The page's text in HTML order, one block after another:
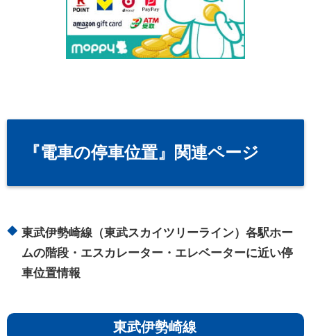
『電車の停車位置』関連ページ
東武伊勢崎線（東武スカイツリーライン）各駅ホー
ムの階段・エスカレーター・エレベーターに近い停
車位置情報
東武伊勢崎線